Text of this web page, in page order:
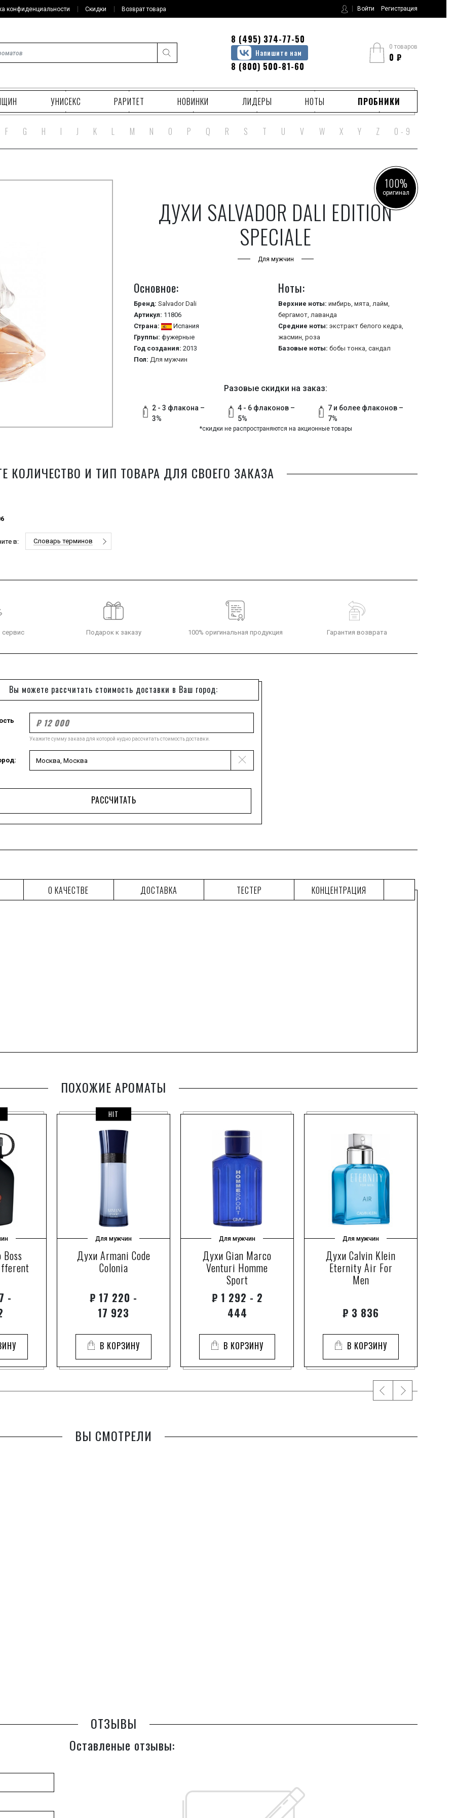
конфиденциальности Скидки Возврат товара Войти Регистрация
8 (495) 374-77-50
Напишите нам
8 (800) 500-81-60
0 товаров
0 ₽
УНИСЕКС РАРИТЕТ НОВИНКИ ЛИДЕРЫ НОТЫ ПРОБНИКИ
F G H I J K L M N O P Q R S T U V W X Y Z 0 - 9
100%
оригинал
ДУХИ SALVADOR DALI EDITION
SPECIALE
Для мужчин
Основное:
Бренд: Salvador Dali
Артикул: 11806
Страна:
Испания
Группы: фужерные
Год создания: 2013
Пол: Для мужчин
Ноты:
Верхние ноты: имбирь, мята, лайм,
бергамот, лаванда
Средние ноты: экстракт белого кедра,
жасмин, роза
Базовые ноты: бобы тонка, сандал
Разовые скидки на заказ:
2 - 3 флакона –
3%
4 - 6 флаконов –
5%
7 и более флаконов –
7%
*скидки не распространяются на акционные товары
КОЛИЧЕСТВО И ТИП ТОВАРА ДЛЯ СВОЕГО ЗАКАЗА
в: Словарь терминов
сервис Подарок к заказу 100% оригинальная продукция Гарантия возврата
Вы можете рассчитать стоимость доставки в Ваш город:
Укажите сумму заказа для которой нудно рассчитать стоимость доставки.
РАССЧИТАТЬ
О КАЧЕСТВЕ ДОСТАВКА ТЕСТЕР КОНЦЕНТРАЦИЯ
ПОХОЖИЕ АРОМАТЫ
-
HIT
Для мужчин
Духи Armani Code
Colonia
₽ 17 220 -
17 923
В КОРЗИНУ
Для мужчин
Духи Gian Marco
Venturi Homme
Sport
₽ 1 292 - 2
444
В КОРЗИНУ
Для мужчин
Духи Calvin Klein
Eternity Air For
Men
₽ 3 836
В КОРЗИНУ
ВЫ СМОТРЕЛИ
ОТЗЫВЫ
Оставленые отзывы: